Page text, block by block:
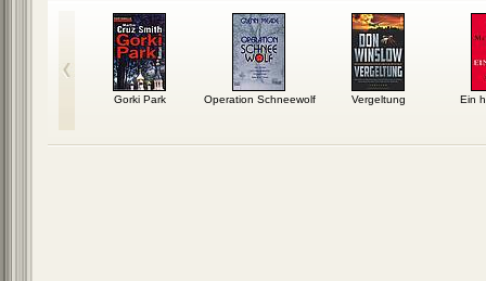
Gorki Park Operation Schneewolf Vergeltung Ein